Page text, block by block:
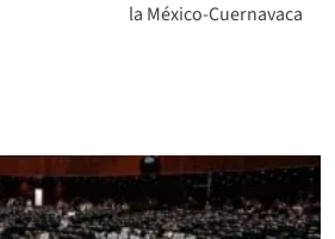
la México-Cuernavaca